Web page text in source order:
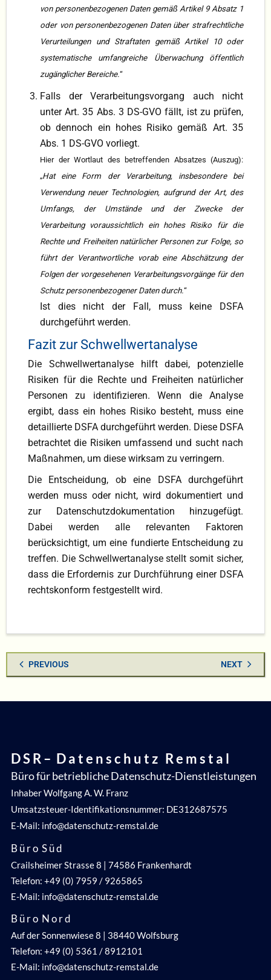
von personenbezogenen Daten gemäß Artikel 9 Absatz 1
oder von personenbezogenen Daten über strafrechtliche
Verurteilungen und Straftaten gemäß Artikel 10 oder
systematische umfangreiche Überwachung öffentlich
zugänglicher Bereiche.“
Falls der Verarbeitungsvorgang auch nicht
unter Art. 35 Abs. 3 DS-GVO fällt, ist zu prüfen,
ob dennoch ein hohes Risiko gemäß Art. 35
Abs. 1 DS-GVO vorliegt.
Hier der Wortlaut des betreffenden Absatzes (Auszug):
„Hat eine Form der Verarbeitung, insbesondere bei
Verwendung neuer Technologien, aufgrund der Art, des
Umfangs, der Umstände und der Zwecke der
Verarbeitung voraussichtlich ein hohes Risiko für die
Rechte und Freiheiten natürlicher Personen zur Folge, so
führt der Verantwortliche vorab eine Abschätzung der
Folgen der vorgesehenen Verarbeitungsvorgänge für den
Schutz personenbezogener Daten durch.“
Ist dies nicht der Fall, muss keine DSFA
durchgeführt werden.
Fazit zur Schwellwertanalyse
Die Schwellwertanalyse hilft dabei, potenzielle
Risiken für die Rechte und Freiheiten natürlicher
Personen zu identifizieren. Wenn die Analyse
ergibt, dass ein hohes Risiko besteht, muss eine
detaillierte DSFA durchgeführt werden. Diese DSFA
betrachtet die Risiken umfassend und sucht nach
Maßnahmen, um diese wirksam zu verringern.
Die Entscheidung, ob eine DSFA durchgeführt
werden muss oder nicht, wird dokumentiert und
zur Datenschutzdokumentation hinzugefügt.
Dabei werden alle relevanten Faktoren
berücksichtigt, um eine fundierte Entscheidung zu
treffen. Die Schwellwertanalyse stellt somit sicher,
dass die Erfordernis zur Durchführung einer DSFA
rechtskonform festgestellt wird.
PREVIOUS NEXT
D S R – D a t e n s c h u t z R e m s t a l
Büro für betriebliche Datenschutz-Dienstleistungen
Inhaber Wolfgang A. W. Franz
Umsatzsteuer-Identifikationsnummer: DE312687575
E-Mail: info@datenschutz-remstal.de
B ü r o S ü d
Crailsheimer Strasse 8 | 74586 Frankenhardt
Telefon: +49 (0) 7959 / 9265865
E-Mail: info@datenschutz-remstal.de
B ü r o N o r d
Auf der Sonnenwiese 8 | 38440 Wolfsburg
Telefon: +49 (0) 5361 / 8912101
E-Mail: info@datenschutz-remstal.de